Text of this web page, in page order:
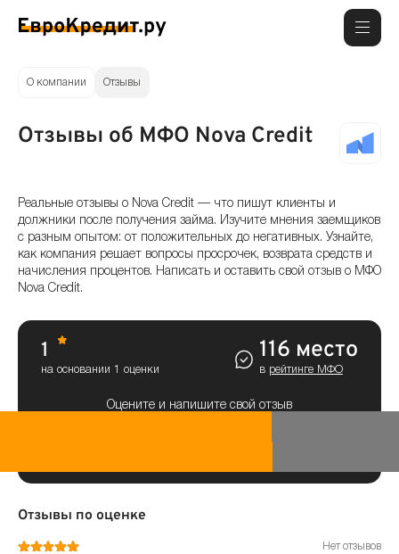
О компании Отзывы
Отзывы об МФО Nova Credit
Реальные отзывы о Nova Credit — что пишут клиенты и
должники после получения займа. Изучите мнения заемщиков
с разным опытом: от положительных до негативных. Узнайте,
как компания решает вопросы просрочек, возврата средств и
начисления процентов. Написать и оставить свой отзыв о МФО
Nova Credit.
1
на основании 1 оценки
116 место
в рейтинге МФО
Оцените и напишите свой отзыв
Отзывы по оценке
Нет отзывов